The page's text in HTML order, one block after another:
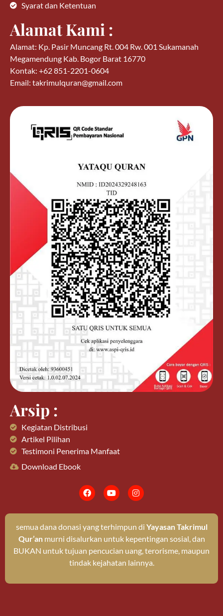
Syarat dan Ketentuan
Alamat Kami :
Alamat: Kp. Pasir Muncang Rt. 004 Rw. 001 Sukamanah
Megamendung Kab. Bogor Barat 16770
Kontak: +62 851-2201-0604
Email: takrimulquran@gmail.com
Arsip :
Kegiatan Distribusi
Artikel Pilihan
Testimoni Penerima Manfaat
Download Ebook
semua dana donasi yang terhimpun di Yayasan Takrimul
Qur’anmurni disalurkan untuk kepentingan sosial, dan
BUKAN untuk tujuan pencucian uang, terorisme, maupun
tindak kejahatan lainnya.